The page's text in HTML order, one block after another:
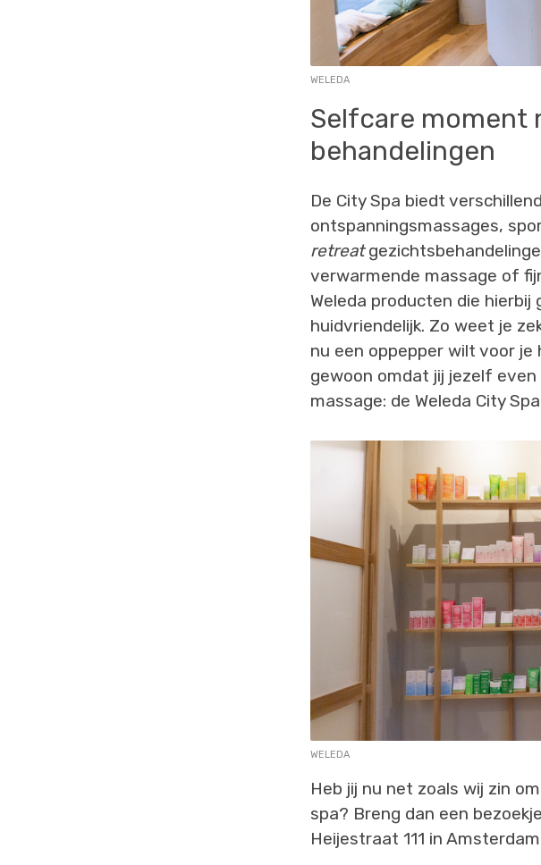
WELEDA
Selfcare moment
behandelingen
De City Spa biedt
ontspanningsmassages,
retreat
verwarmende massage of
Weleda producten die
huidvriendelijk. Zo weet je
nu een oppepper wilt voor
gewoon omdat jij jezelf
massage: de Weleda City
WELEDA
Heb jij nu net zoals wij zin
spa? Breng dan een
Heijestraat 111 in